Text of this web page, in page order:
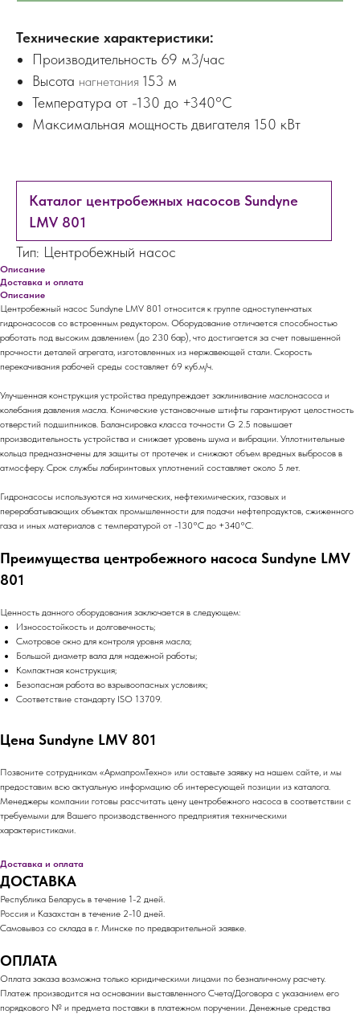
Технические характеристики:
Производительность 69 м3/час
Высота нагнетания 153 м
Температура от -130 до +340°C
Максимальная мощность двигателя 150 кВт
Каталог центробежных насосов Sundyne
LMV 801
Тип: Центробежный насос
Описание
Доставка и оплата
Описание
Центробежный насос Sundyne LMV 801 относится к группе одноступенчатых
гидронасосов со встроенным редуктором. Оборудование отличается способностью
работать под высоким давлением (до 230 бар), что достигается за счет повышенной
прочности деталей агрегата, изготовленных из нержавеющей стали. Скорость
перекачивания рабочей среды составляет 69 куб.м/ч.
Улучшенная конструкция устройства предупреждает заклинивание маслонасоса и
колебания давления масла. Конические установочные штифты гарантируют целостность
отверстий подшипников. Балансировка класса точности G 2.5 повышает
производительность устройства и снижает уровень шума и вибрации. Уплотнительные
кольца предназначены для защиты от протечек и снижают объем вредных выбросов в
атмосферу. Срок службы лабиринтовых уплотнений составляет около 5 лет.
Гидронасосы используются на химических, нефтехимических, газовых и
перерабатывающих объектах промышленности для подачи нефтепродуктов, сжиженного
газа и иных материалов с температурой от -130°C до +340°C.
Преимущества центробежного насоса Sundyne LMV
801
Ценность данного оборудования заключается в следующем:
Износостойкость и долговечность;
Смотровое окно для контроля уровня масла;
Большой диаметр вала для надежной работы;
Компактная конструкция;
Безопасная работа во взрывоопасных условиях;
Соответствие стандарту ISO 13709.
Цена Sundyne LMV 801
Позвоните сотрудникам «АрмапромТехно» или оставьте заявку на нашем сайте, и мы
предоставим всю актуальную информацию об интересующей позиции из каталога.
Менеджеры компании готовы рассчитать цену центробежного насоса в соответствии с
требуемыми для Вашего производственного предприятия техническими
характеристиками.
Доставка и оплата
ДОСТАВКА
Республика Беларусь в течение 1-2 дней.
Россия и Казахстан в течение 2-10 дней.
Самовывоз со склада в г. Минске по предварительной заявке.
ОПЛАТА
Оплата заказа возможна только юридическими лицами по безналичному расчету.
Платеж производится на основании выставленного Счета/Договора с указанием его
порядкового № и предмета поставки в платежном поручении. Денежные средства